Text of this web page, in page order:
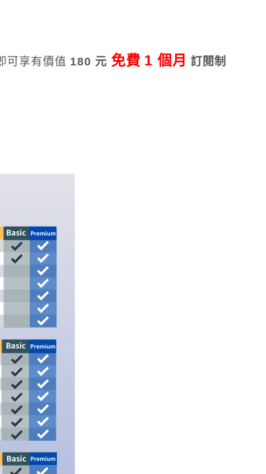
可享有價值 180 元 免費 1 個月 訂閱制